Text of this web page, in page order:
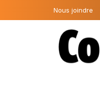
Nous joindre